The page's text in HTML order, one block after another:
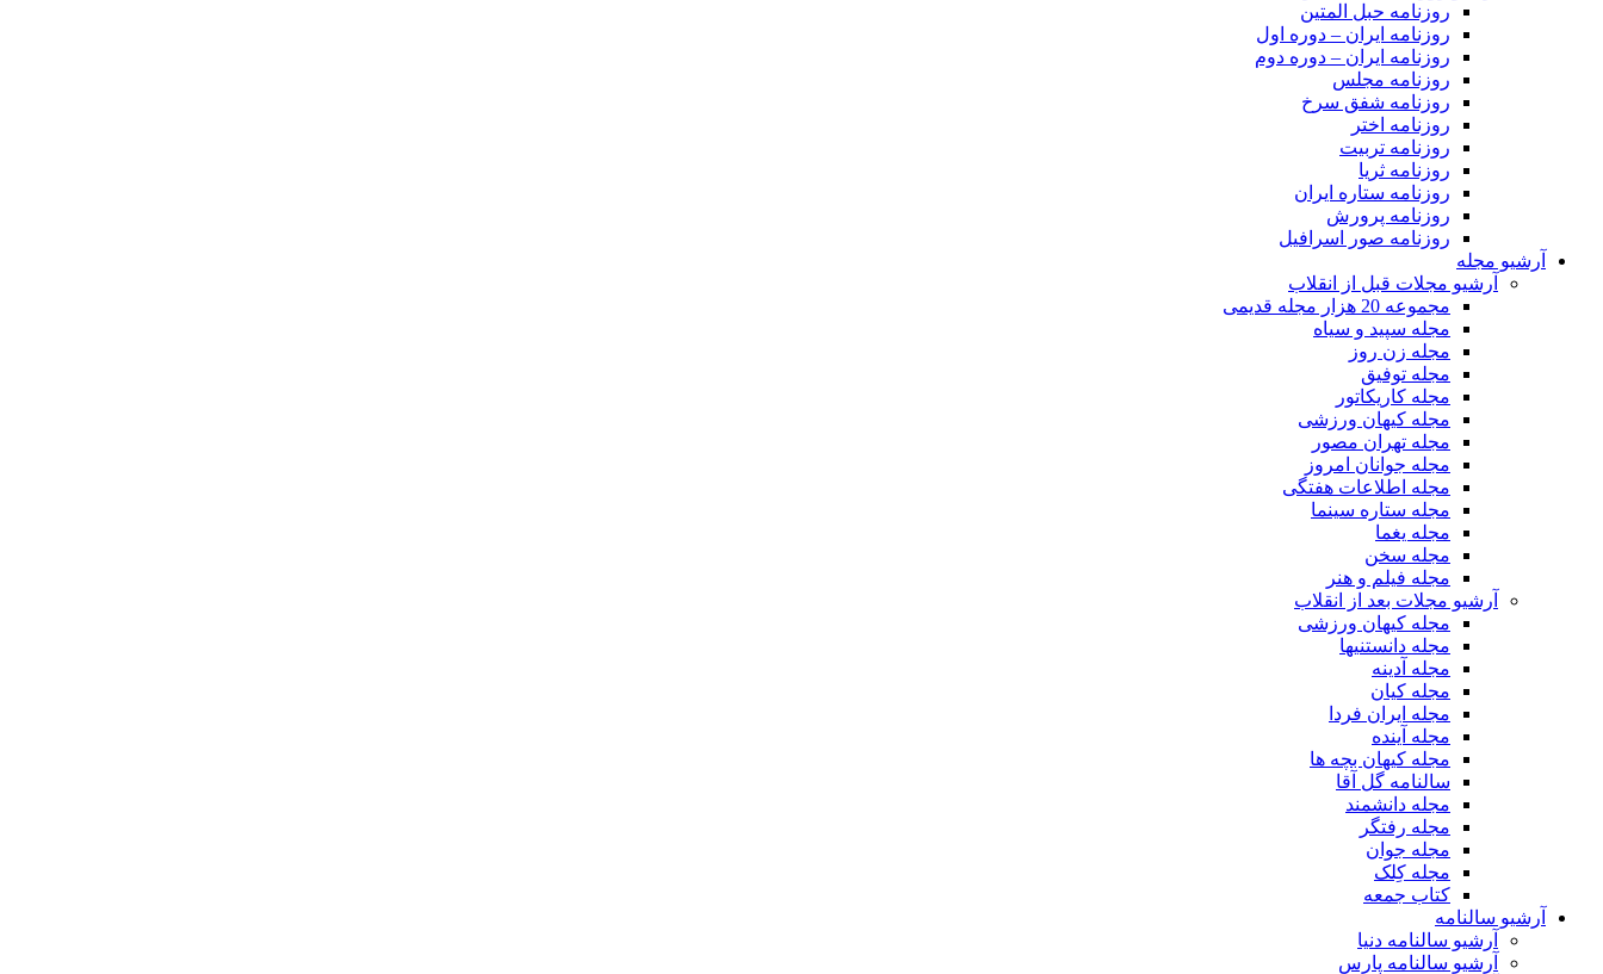
روزنامه حبل المتین
روزنامه ایران – دوره اول
روزنامه ایران – دوره دوم
روزنامه مجلس
روزنامه شفق سرخ
روزنامه اختر
روزنامه تربیت
روزنامه ثریا
روزنامه ستاره ایران
روزنامه پرورش
روزنامه صور اسرافیل
آرشیو مجله
آرشیو مجلات قبل از انقلاب
مجموعه 20 هزار مجله قدیمی
مجله سپید و سیاه
مجله زن روز
مجله توفیق
مجله کاریکاتور
مجله کیهان ورزشی
مجله تهران مصور
مجله جوانان امروز
مجله اطلاعات هفتگی
مجله ستاره سینما
مجله یغما
مجله سخن
مجله فیلم و هنر
آرشیو مجلات بعد از انقلاب
مجله کیهان ورزشی
مجله دانستنیها
مجله آدینه
مجله کیان
مجله ایران فردا
مجله آینده
مجله کیهان بچه ها
سالنامه گل آقا
مجله دانشمند
مجله رفتگر
مجله جوان
مجله کِلک
کتاب جمعه
آرشیو سالنامه
آرشیو سالنامه دنیا
آرشیو سالنامه پارس